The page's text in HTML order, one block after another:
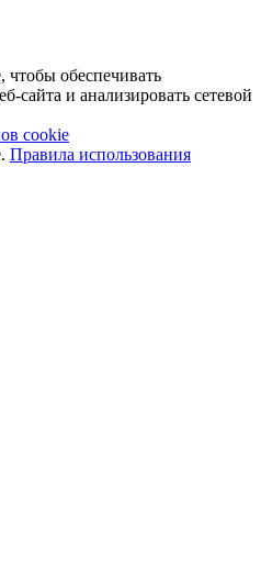
обеспечивать
сайта и анализировать сетевой
cookie
Правила использования